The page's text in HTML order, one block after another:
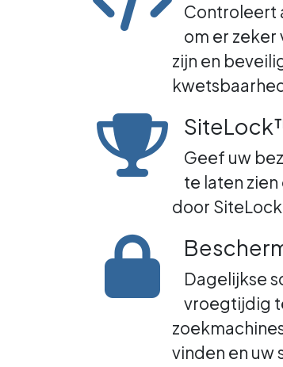
Controleert
om er
zijn en
Geef uw
te laten
door
Dagelijkse
vroegtijdig
vinden en uw